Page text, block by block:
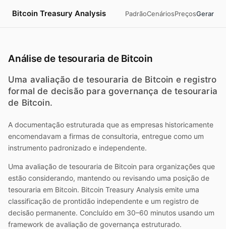
Bitcoin Treasury Analysis PadrãoCenáriosPreçosGerar
Análise de tesouraria de Bitcoin
Uma avaliação de tesouraria de Bitcoin e registro
formal de decisão para governança de tesouraria
de Bitcoin.
A documentação estruturada que as empresas historicamente
encomendavam a firmas de consultoria, entregue como um
instrumento padronizado e independente.
Uma avaliação de tesouraria de Bitcoin para organizações que
estão considerando, mantendo ou revisando uma posição de
tesouraria em Bitcoin. Bitcoin Treasury Analysis emite uma
classificação de prontidão independente e um registro de
decisão permanente. Concluído em 30–60 minutos usando um
framework de avaliação de governança estruturado.